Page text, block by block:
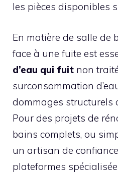
les pièces disponibles
En matière de salle de
face à une fuite est
d’eau qui fuit non
surconsommation
dommages structurels
Pour des projets de
bains complets, ou
un artisan de
plateformes